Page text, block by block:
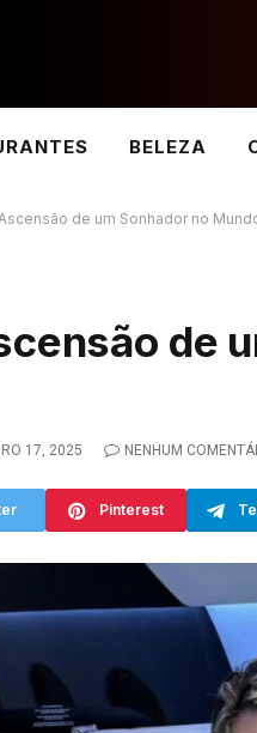
BELEZA
de um Sonhador no
de
17, 2025 NENHUM
Pinterest